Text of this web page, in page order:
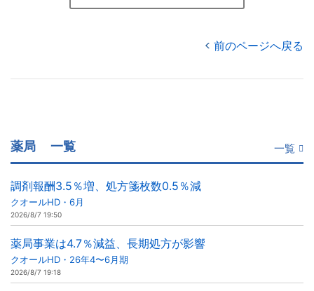
前のページへ戻る
薬局 一覧 一覧
調剤報酬3.5％増、処方箋枚数0.5％減
クオールHD・6月
2026/8/7 19:50
薬局事業は4.7％減益、長期処方が影響
クオールHD・26年4〜6月期
2026/8/7 19:18